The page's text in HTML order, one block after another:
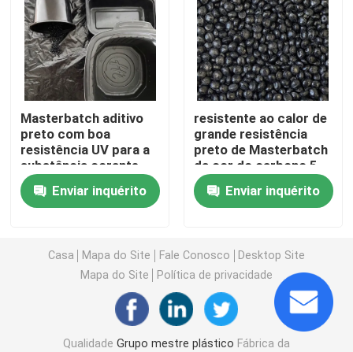
Máquina de moldagem por injeção de plástico
Modelagem por injeção plástica
Revestimentos e pinturas
Matérias-primas químicas auxiliares
Masterbatch aditivo
preto com boa
resistência UV para a
substância corante
Enviar inquérito
resistente ao calor de
grande resistência
preto de Masterbatch
da cor do carbono 5-
25g/10min
Enviar inquérito
Casa Mapa do Site Fale Conosco
Desktop Site
Mapa do Site
Política de privacidade
Qualidade Grupo mestre plástico Fábrica da